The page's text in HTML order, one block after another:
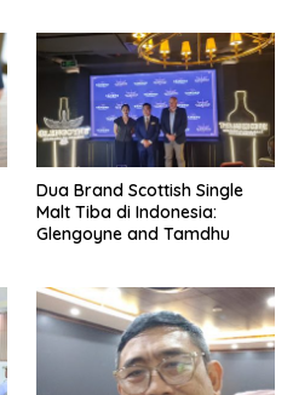
Dua Brand Scottish Single
Malt Tiba di Indonesia:
Glengoyne and Tamdhu